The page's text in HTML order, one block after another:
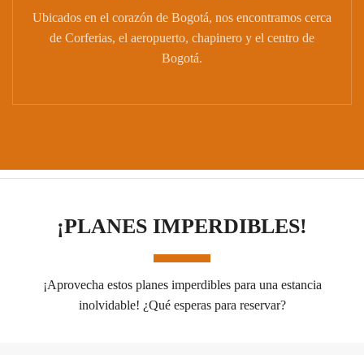
Ubicados en el corazón de Bogotá, nos encontramos cerca
de Corferias, el aeropuerto, chapinero y el centro de
Bogotá.
¡PLANES IMPERDIBLES!
¡Aprovecha estos planes imperdibles para una estancia
inolvidable! ¿Qué esperas para reservar?